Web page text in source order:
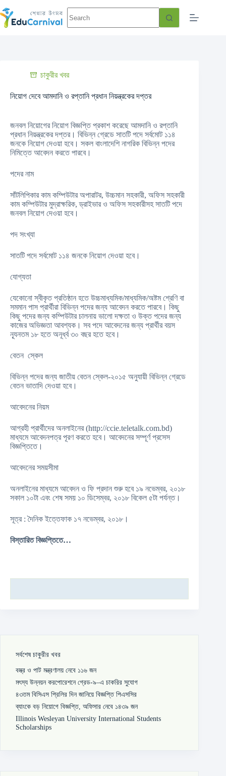
চাকুরীর খবর
নিয়োগ দেবে আমদানি ও রপ্তানি প্রধান নিয়ন্ত্রকের দপ্তর
জনবল নিয়োগের নিয়োগ বিজ্ঞপ্তি প্রকাশ করেছে আমদানি ও রপ্তানি
প্রধান নিয়ন্ত্রকের দপ্তর। বিভিন্ন গ্রেডে সাতটি পদে সর্বমোট ১১৪
জনকে নিয়োগ দেওয়া হবে। সকল বাংলাদেশি নাগরিক বিভিন্ন পদের
নিমিত্তে আবেদন করতে পারবে।
পদের নাম
সাঁটলিপিকার কাম কম্পিউটার অপারাটর, উচ্চমান সহকারী, অফিস সহকারী
কাম কম্পিউটার মুদ্রাক্ষরিক, ড্রাইভার ও অফিস সহকারীসহ সাতটি পদে
জনবল নিয়োগ দেওয়া হবে।
পদ সংখ্যা
সাতটি পদে সর্বমোট ১১৪ জনকে নিয়োগ দেওয়া হবে।
যোগ্যতা
যেকোনো স্বীকৃত প্রতিষ্ঠান হতে উচ্চমাধ্যমিক/মাধ্যমিক/অষ্টম শ্রেণি বা
সমমান পাস প্রার্থীরা বিভিন্ন পদের জন্য আবেদন করতে পারবে। কিছু
কিছু পদের জন্য কম্পিউটার চালনায় ভালো দক্ষতা ও উক্ত পদের জন্য
কাজের অভিজ্ঞতা আবশ্যক। সব পদে আবেদনের জন্য প্রার্থীর বয়স
ন্যূনতম ১৮ হতে অনূর্ধ্ব ৩০ বছর হতে হবে।
বেতন স্কেল
বিভিন্ন পদের জন্য জাতীয় বেতন স্কেল-২০১৫ অনুযায়ী বিভিন্ন গ্রেডে
বেতন ভাতাদি দেওয়া হবে।
আবেদনের নিয়ম
আগ্রহী প্রার্থীদের অনলাইনের (http://ccie.teletalk.com.bd)
মাধ্যমে আবেদনপত্র পূরণ করতে হবে। আবেদনের সম্পূর্ণ প্রসেস
বিজ্ঞপ্তিতে।
আবেদনের সময়সীমা
অনলাইনের মাধ্যমে আবেদন ও ফি প্রদান শুরু হবে ১৯ নভেম্বর, ২০১৮
সকাল ১০টা এবং শেষ সময় ১০ ডিসেম্বর, ২০১৮ বিকেল ৫টা পর্যন্ত।
সূত্র : দৈনিক ইত্তেফাক ১৭ নভেম্বর, ২০১৮।
বিস্তারিত বিজ্ঞপ্তিতে…
সর্বশেষ চাকুরীর খবর
বস্ত্র ও পাট মন্ত্রণালয় নেবে ১১৬ জন
মৎস্য উন্নয়ন করপোরেশনে গ্রেড-৯–এ চাকরির সুযোগ
৪৩তম বিসিএস প্রিলির দিন জানিয়ে বিজ্ঞপ্তি পিএসসির
ব্যাংকে বড় নিয়োগে বিজ্ঞপ্তি, অফিসার নেবে ১৪৩৯ জন
Illinois Wesleyan University International Students
Scholarships